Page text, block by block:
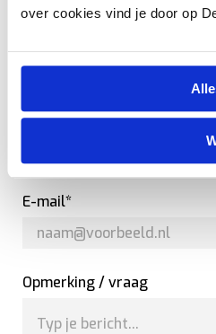
over cookies vind je door op
Telefoon*
E-mail*
Opmerking / vraag